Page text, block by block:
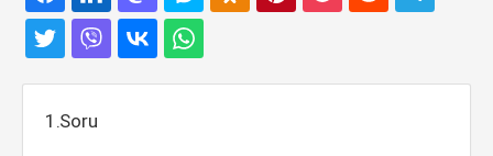
1.Soru